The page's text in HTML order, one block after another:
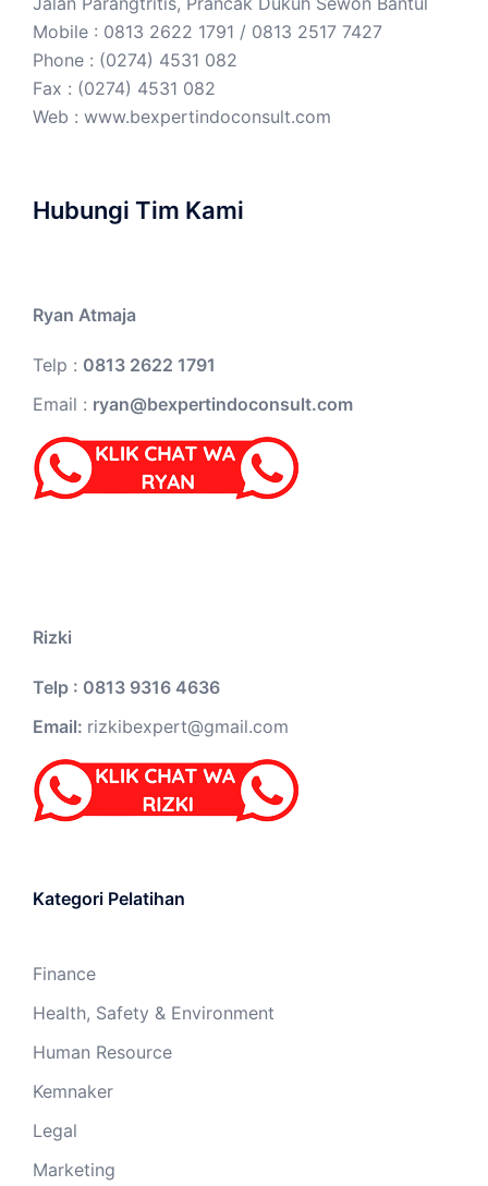
Mobile : 0813 2622 1791 / 0813 2517 7427
Phone : (0274) 4531 082
Fax : (0274) 4531 082
Web : www.bexpertindoconsult.com
Hubungi Tim Kami
Ryan Atmaja
Telp : 0813 2622 1791
Email : ryan@bexpertindoconsult.com
Rizki
Telp : 0813 9316 4636
Email: rizkibexpert@gmail.com
Kategori Pelatihan
Finance
Health, Safety & Environment
Human Resource
Kemnaker
Legal
Marketing